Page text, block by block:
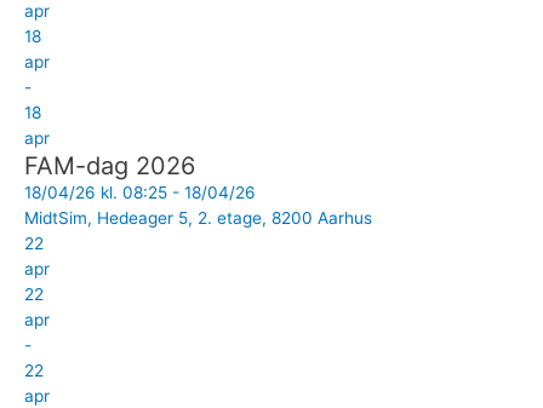
apr
18
apr
-
18
apr
FAM-dag 2026
18/04/26 kl. 08:25 - 18/04/26
MidtSim, Hedeager 5, 2. etage, 8200 Aarhus
22
apr
22
apr
-
22
apr